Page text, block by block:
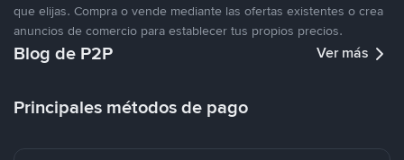
que elijas. Compra o vende mediante las ofertas existentes o crea
anuncios de comercio para establecer tus propios precios.
Blog de P2P Ver más
Principales métodos de pago